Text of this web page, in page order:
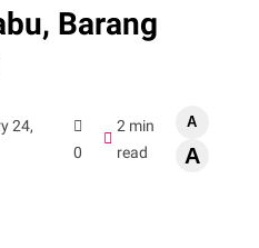
Barang
24,
0
2 min
read
A
A